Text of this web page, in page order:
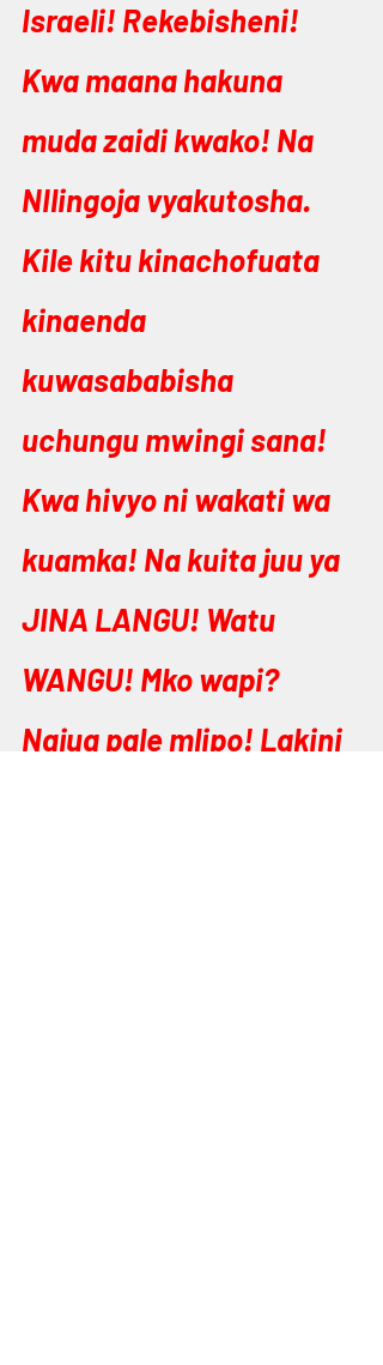
Israeli! Rekebisheni!
Kwa maana hakuna
muda zaidi kwako! Na
NIlingoja vyakutosha.
Kile kitu kinachofuata
kinaenda
kuwasababisha
uchungu mwingi sana!
Kwa hivyo ni wakati wa
kuamka! Na kuita juu ya
JINA LANGU! Watu
WANGU! Mko wapi?
Najua pale mlipo! Lakini